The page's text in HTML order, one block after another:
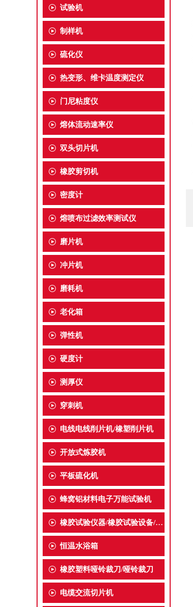
试验机
制样机
硫化仪
热变形、维卡温度测定仪
门尼粘度仪
熔体流动速率仪
双头切片机
橡胶剪切机
密度计
熔喷布过滤效率测试仪
磨片机
冲片机
磨耗机
老化箱
弹性机
硬度计
测厚仪
穿刺机
电线电线削片机/橡塑削片机
开放式炼胶机
平板硫化机
蜂窝铝材料电子万能试验机
橡胶试验仪器/橡胶试验设备/橡胶检测仪器
恒温水浴箱
橡胶塑料哑铃裁刀/哑铃裁刀
电缆交流切片机